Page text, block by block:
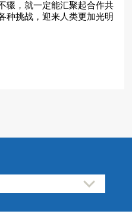
辍，就一定能汇聚起合作共
种挑战，迎来人类更加光明